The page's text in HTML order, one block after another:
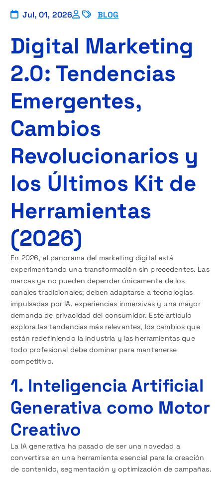
Jul, 01, 2026 BLOG
Digital Marketing
2.0: Tendencias
Emergentes,
Cambios
Revolucionarios y
los Últimos Kit de
Herramientas
(2026)
En 2026, el panorama del marketing digital está
experimentando una transformación sin precedentes. Las
marcas ya no pueden depender únicamente de los
canales tradicionales; deben adaptarse a tecnologías
impulsadas por IA, experiencias inmersivas y una mayor
demanda de privacidad del consumidor. Este artículo
explora las tendencias más relevantes, los cambios que
están redefiniendo la industria y las herramientas que
todo profesional debe dominar para mantenerse
competitivo.
1. Inteligencia Artificial
Generativa como Motor
Creativo
La IA generativa ha pasado de ser una novedad a
convertirse en una herramienta esencial para la creación
de contenido, segmentación y optimización de campañas.